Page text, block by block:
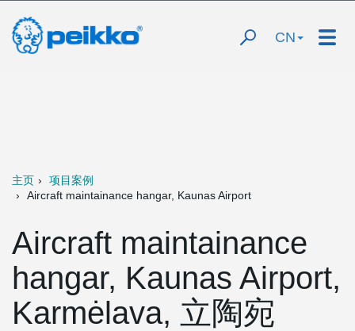
CN
主页
项目案例
Aircraft maintainance hangar, Kaunas Airport
Aircraft maintainance
hangar, Kaunas Airport,
Karmėlava, 立陶宛